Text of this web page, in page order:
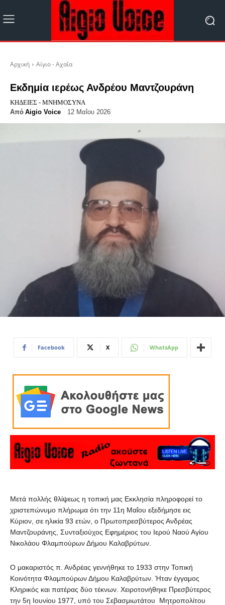
Αρχική Αίγιο - Αχαΐα
Εκδημία ιερέως Ανδρέου Μαντζουράνη
ΚΗΔΕΊΕΣ - ΜΝΗΜΌΣΥΝΑ
Από Aigio Voice 12 Μαΐου 2026
Facebook X WhatsApp
Μετά πολλής θλίψεως η τοπική μας Εκκλησία πληροφορεί το
χριστεπώνυμο πλήρωμα ότι την 11η Μαΐου εξεδήμησε εις
Κύριον, σε ηλικία 93 ετών, ο Πρωτοπρεσβύτερος Ανδρέας
Μαντζουράνης, Συνταξιούχος Εφημέριος του Ιερού Ναού Αγίου
Νικολάου Φλαμπούρων Δήμου Καλαβρύτων.
Ο μακαριστός π. Ανδρέας γεννήθηκε το 1933 στην Τοπική
Κοινότητα Φλαμπούρων Δήμου Καλαβρύτων. Ήταν έγγαμος
Κληρικός και πατέρας δύο τέκνων. Χειροτονήθηκε Πρεσβύτερος
την 5η Ιουνίου 1977, υπό του Σεβασμιωτάτου Μητροπολίτου